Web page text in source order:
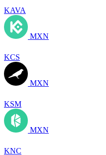
KAVA
MXN
KCS
MXN
KSM
MXN
KNC